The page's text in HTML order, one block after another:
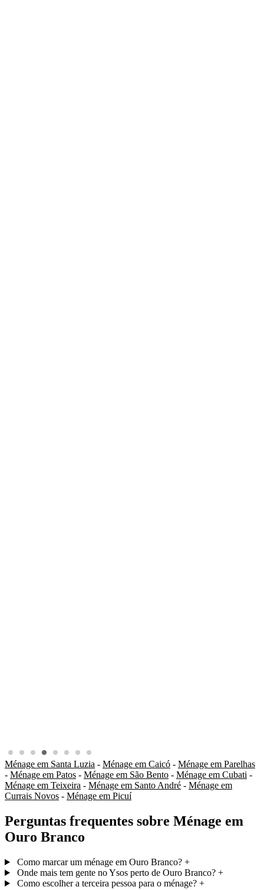
Ménage em Santa Luzia - Ménage em Caicó - Ménage em Parelhas
- Ménage em Patos - Ménage em São Bento - Ménage em Cubati -
Ménage em Teixeira - Ménage em Santo André - Ménage em
Currais Novos - Ménage em Picuí
Perguntas frequentes sobre Ménage em
Ouro Branco
Como marcar um ménage em Ouro Branco? +
Onde mais tem gente no Ysos perto de Ouro Branco? +
Como escolher a terceira pessoa para o ménage? +